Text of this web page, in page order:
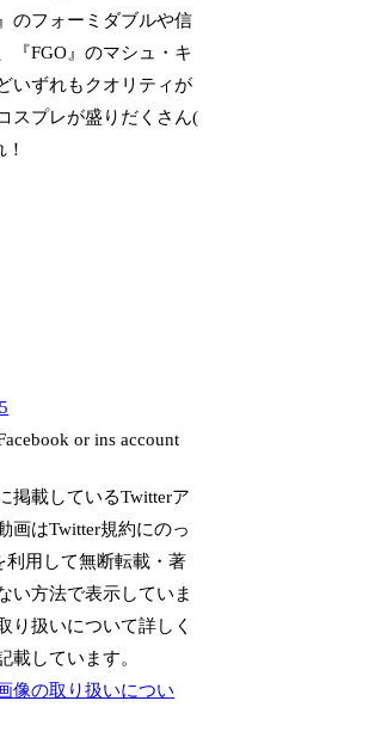
のフォーミダブルや信
『FGO』のマシュ・キ
いずれもクオリティが
スプレが盛りだくさん(
or ins account
掲載しているTwitterア
画はTwitter規約にのっ
利用して無断転載・著
い方法で表示していま
り扱いについて詳しく
載しています。
像の取り扱いについ